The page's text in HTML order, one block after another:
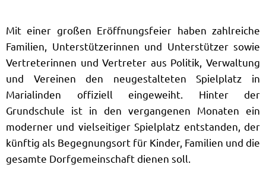
Mit einer großen Eröffnungsfeier haben zahlreiche
Familien, Unterstützerinnen und Unterstützer sowie
Vertreterinnen und Vertreter aus Politik, Verwaltung
und Vereinen den neugestalteten Spielplatz in
Marialinden offiziell eingeweiht. Hinter der
Grundschule ist in den vergangenen Monaten ein
moderner und vielseitiger Spielplatz entstanden, der
künftig als Begegnungsort für Kinder, Familien und die
gesamte Dorfgemeinschaft dienen soll.